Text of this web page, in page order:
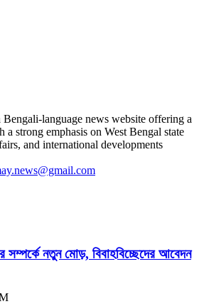
language news website offering a
strong emphasis on West Bengal state
and international developments
সম্পর্কে নতুন মোড়, বিবাহবিচ্ছেদের আবেদন